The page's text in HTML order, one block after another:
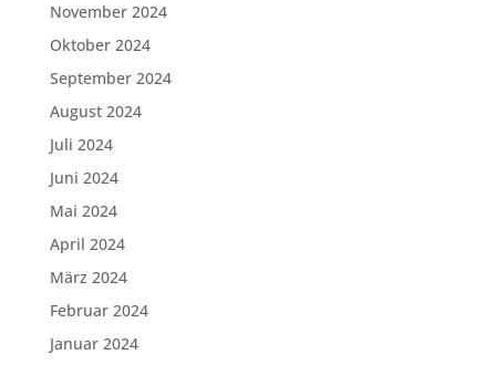
November 2024
Oktober 2024
September 2024
August 2024
Juli 2024
Juni 2024
Mai 2024
April 2024
März 2024
Februar 2024
Januar 2024